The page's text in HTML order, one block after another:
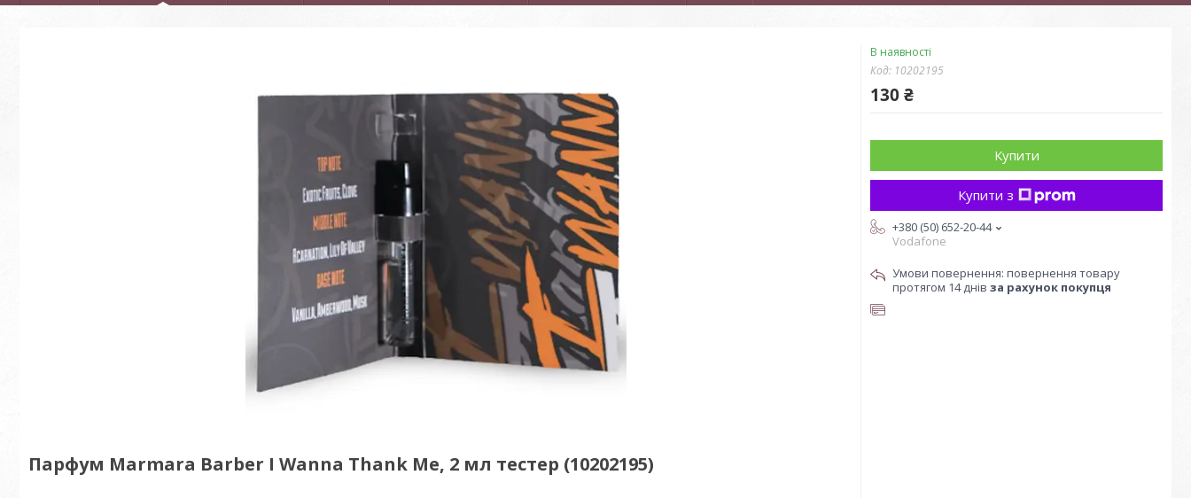
Парфум Marmara Barber I Wanna Thank Me, 2 мл тестер (10202195)
В наявності
Код: 10202195
130 ₴
Купити
Купити з
+380 (50) 652-20-44
Vodafone
повернення товару
протягом 14 днів за рахунок покупця